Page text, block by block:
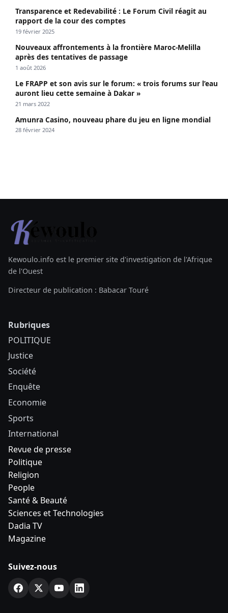
Transparence et Redevabilité : Le Forum Civil réagit au
rapport de la cour des comptes
19 février 2025
Nouveaux affrontements à la frontière Maroc-Melilla
après des tentatives de passage
1 août 2026
Le FRAPP et son avis sur le forum: « trois forums sur l’eau
auront lieu cette semaine à Dakar »
21 mars 2022
Amunra Casino, nouveau phare du jeu en ligne mondial
28 février 2024
Kewoulo.info est le premier site d'investigation de l'Afrique
de l'Ouest
Directeur de publication : Babacar Touré
Rubriques
POLITIQUE
Justice
Société
Enquête
Economie
Sports
International
Revue de presse
Politique
Religion
People
Santé & Beauté
Sciences et Technologies
Dadia TV
Magazine
Suivez-nous